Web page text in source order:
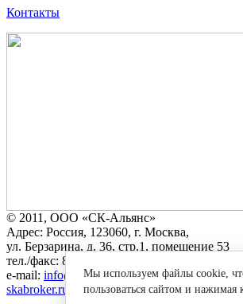
Контакты
© 2011, ООО «СК-Альянс»
Адрес: Россия, 123060, г. Москва,
ул. Берзарина, д. 36, стр.1, помещение 53
тел./факс: 8(499) 707-25-80
e-mail: info@skabroker.ru
skabroker.ru
Мы используем файлы cookie,
пользоваться сайтом и нажимая